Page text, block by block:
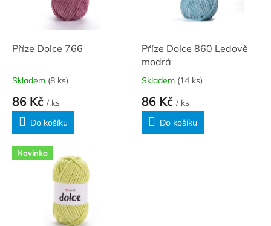
ů
Příze Dolce 766
Skladem (8 ks)
86 Kč / ks
Do košíku
Příze Dolce 860 Ledově
modrá
Skladem (14 ks)
86 Kč / ks
Do košíku
Novinka